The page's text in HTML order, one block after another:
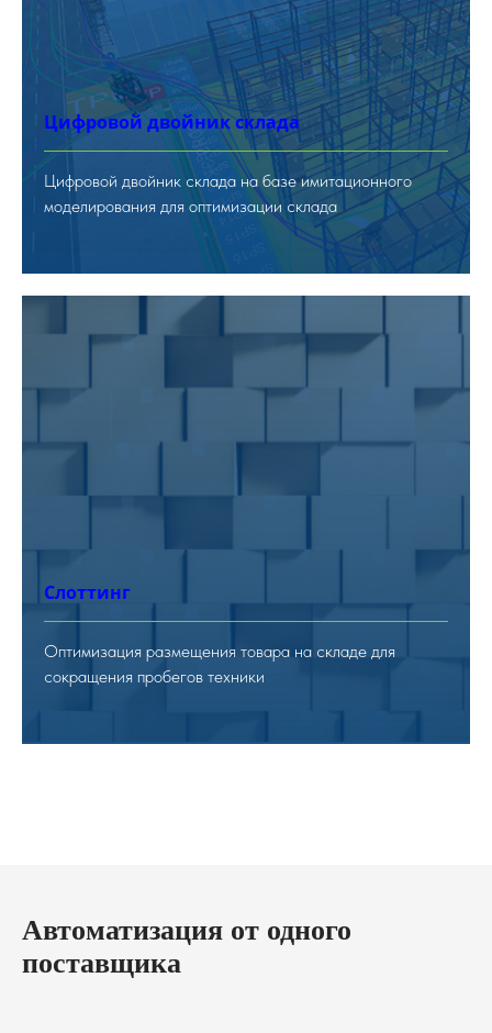
Цифровой двойник склада
Цифровой двойник склада на базе имитационного
моделирования для оптимизации склада
Слоттинг
Оптимизация размещения товара на складе для
сокращения пробегов техники
Автоматизация от одного
поставщика